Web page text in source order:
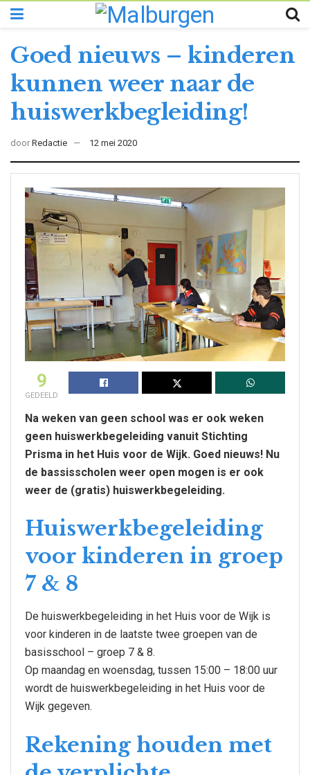
Goed nieuws – kinderen
kunnen weer naar de
huiswerkbegleiding!
door Redactie 12 mei 2020
9
GEDEELD
Na weken van geen school was er ook weken
geen huiswerkbegeleiding vanuit Stichting
Prisma in het Huis voor de Wijk. Goed nieuws! Nu
de bassisscholen weer open mogen is er ook
weer de (gratis) huiswerkbegeleiding.
Huiswerkbegeleiding
voor kinderen in groep
7 & 8
De huiswerkbegeleiding in het Huis voor de Wijk is
voor kinderen in de laatste twee groepen van de
basisschool – groep 7 & 8.
Op maandag en woensdag, tussen 15:00 – 18:00 uur
wordt de huiswerkbegeleiding in het Huis voor de
Wijk gegeven.
Rekening houden met